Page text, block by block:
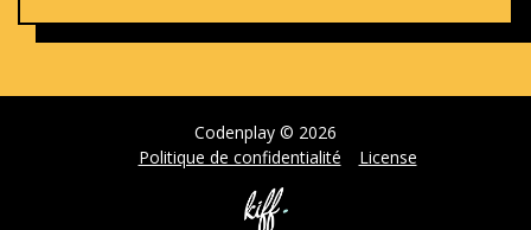
Codenplay © 2026
Politique de confidentialité
License